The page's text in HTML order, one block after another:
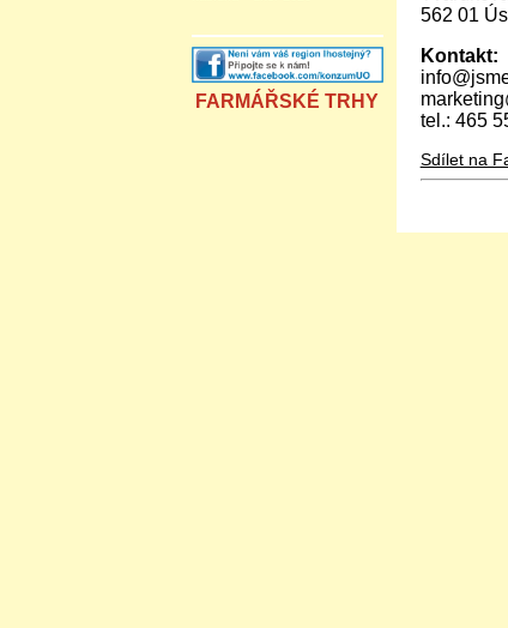
FARMÁŘSKÉ TRHY
562 01
Kontakt:
tel.: 465
Sdílet na